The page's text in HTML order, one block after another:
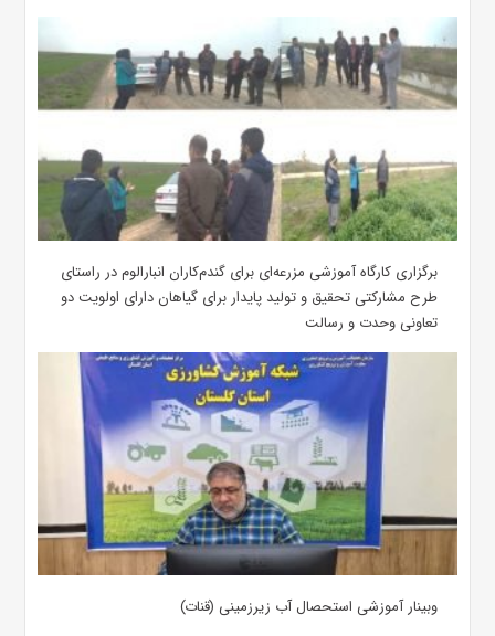
برگزاری کارگاه آموزشی مزرعه‌ای برای گندم‌کاران انبارالوم در راستای
طرح مشارکتی تحقیق و تولید پایدار برای گیاهان دارای اولویت دو
تعاونی وحدت و رسالت
وبینار آموزشی استحصال آب زیرزمینی (قنات)